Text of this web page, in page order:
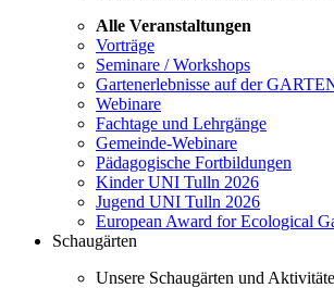
Alle Veranstaltungen
Vorträge
Seminare / Workshops
Gartenerlebnisse auf der
Webinare
Fachtage und Lehrgänge
Gemeinde-Webinare
Pädagogische Fortbildungen
Kinder UNI Tulln 2026
Jugend UNI Tulln 2026
European Award for Ecological
Schaugärten
Unsere Schaugärten und